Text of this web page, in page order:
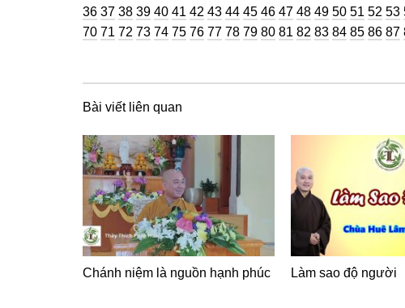
36 Trang
37 Trang
38 Trang
39 Trang
40 Trang
41 Trang
42 Trang
43 Trang
44 Trang
45 Trang
46 Trang
47 Trang
48 Trang
49 Trang
50 Trang
51 Trang
52 53
70 Trang
71 Trang
72 Trang
73 Trang
74 Trang
75 Trang
76 Trang
77 Trang
78 Trang
79 Trang
80 Trang
81 Trang
82 Trang
83 Trang
84 Trang
85 Trang
86 87
Bài viết liên quan
Chánh niệm là nguồn hạnh phúc Làm sao độ người